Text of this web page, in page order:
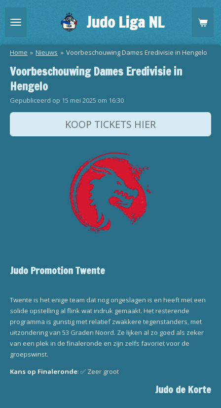
direct
hoofdinhoud
Judo Liga NL
Home » Nieuws » Voorbeschouwing Dames Eredivisie in Hengelo
Voorbeschouwing Dames Eredivisie in
Hengelo
Gepubliceerd op 15 mei 2025 om 16:30
KOOP TICKETS HIER
Judo Promotion Twente
Twente is het enige team dat nog ongeslagen is en heeft met een
solide opstelling al flink wat indruk gemaakt. Het resterende
programma is gunstig met relatief zwakkere tegenstanders, met
uitzondering van 53 Graden Noord. Ze lijken al zo goed als zeker
van een plek in de finaleronde en zijn zelfs favoriet voor de
groepswinst.
Kans op Finaleronde: ✅ Zeer groot
Judo de Korte